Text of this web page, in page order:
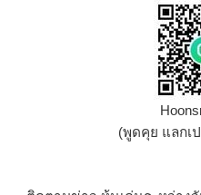
(พูดคุย แลกเ